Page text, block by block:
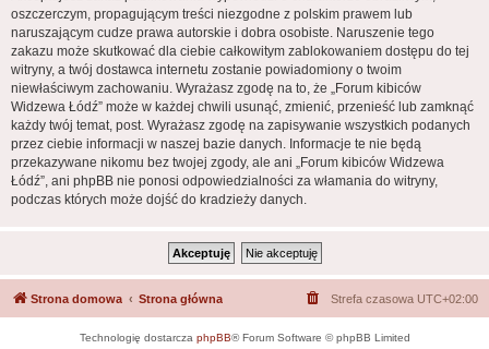
oszczerczym, propagującym treści niezgodne z polskim prawem lub
naruszającym cudze prawa autorskie i dobra osobiste. Naruszenie tego
zakazu może skutkować dla ciebie całkowitym zablokowaniem dostępu do tej
witryny, a twój dostawca internetu zostanie powiadomiony o twoim
niewłaściwym zachowaniu. Wyrażasz zgodę na to, że „Forum kibiców
Widzewa Łódź” może w każdej chwili usunąć, zmienić, przenieść lub zamknąć
każdy twój temat, post. Wyrażasz zgodę na zapisywanie wszystkich podanych
przez ciebie informacji w naszej bazie danych. Informacje te nie będą
przekazywane nikomu bez twojej zgody, ale ani „Forum kibiców Widzewa
Łódź”, ani phpBB nie ponosi odpowiedzialności za włamania do witryny,
podczas których może dojść do kradzieży danych.
Strona domowa Strona główna Strefa czasowa UTC+02:00
Technologię dostarcza phpBB® Forum Software © phpBB Limited